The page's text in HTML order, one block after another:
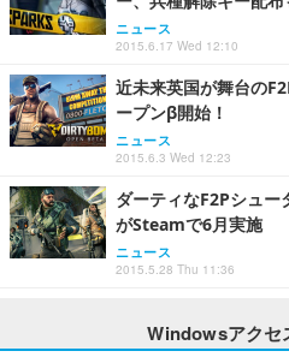
ニュース
2015.6.17 Wed 12:10
近未来英国が舞台の
ープンβ開始！
ニュース
2015.6.3 Wed 12:23
ダーティなF2Pシュ
がSteamで6月実施
ニュース
2015.5.28 Thu 11:36
Windowsアクセ